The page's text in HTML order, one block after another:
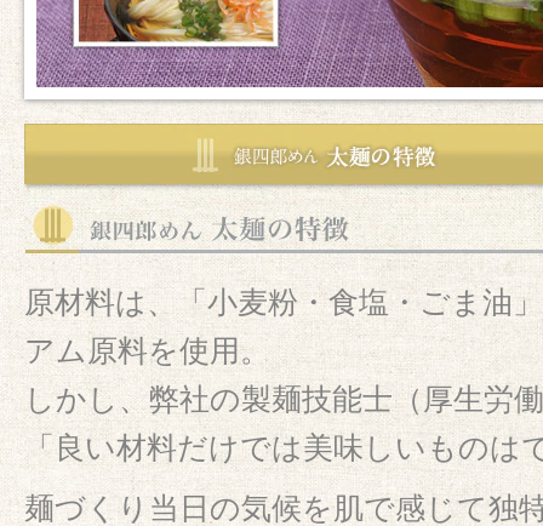
原材料は、「小麦粉・食塩・ごま油
アム原料を使用。
しかし、弊社の製麺技能士（厚生労
「良い材料だけでは美味しいものは
麺づくり当日の気候を肌で感じて独